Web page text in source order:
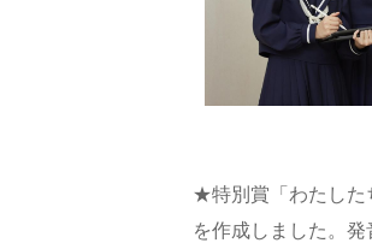
★特別賞「わたした
を作成しました。